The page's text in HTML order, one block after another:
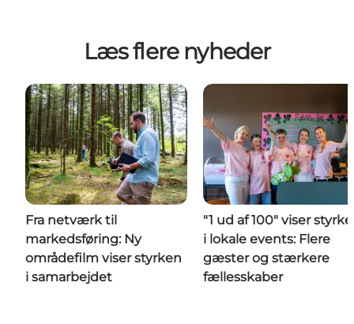
Læs flere nyheder
Fra netværk til
markedsføring: Ny
områdefilm viser styrken
i samarbejdet
"1 ud af 100" viser
i lokale events: Flere
gæster og stærkere
fællesskaber